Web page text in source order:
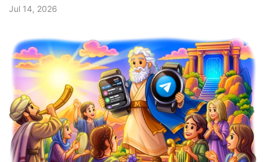
Jul 14, 2026